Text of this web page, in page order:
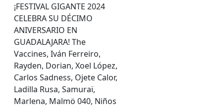
¡FESTIVAL GIGANTE 2024
CELEBRA SU DÉCIMO
ANIVERSARIO EN
GUADALAJARA! The
Vaccines, Iván Ferreiro,
Rayden, Dorian, Xoel López,
Carlos Sadness, Ojete Calor,
Ladilla Rusa, Samuraï,
Marlena, Malmö 040, Niños